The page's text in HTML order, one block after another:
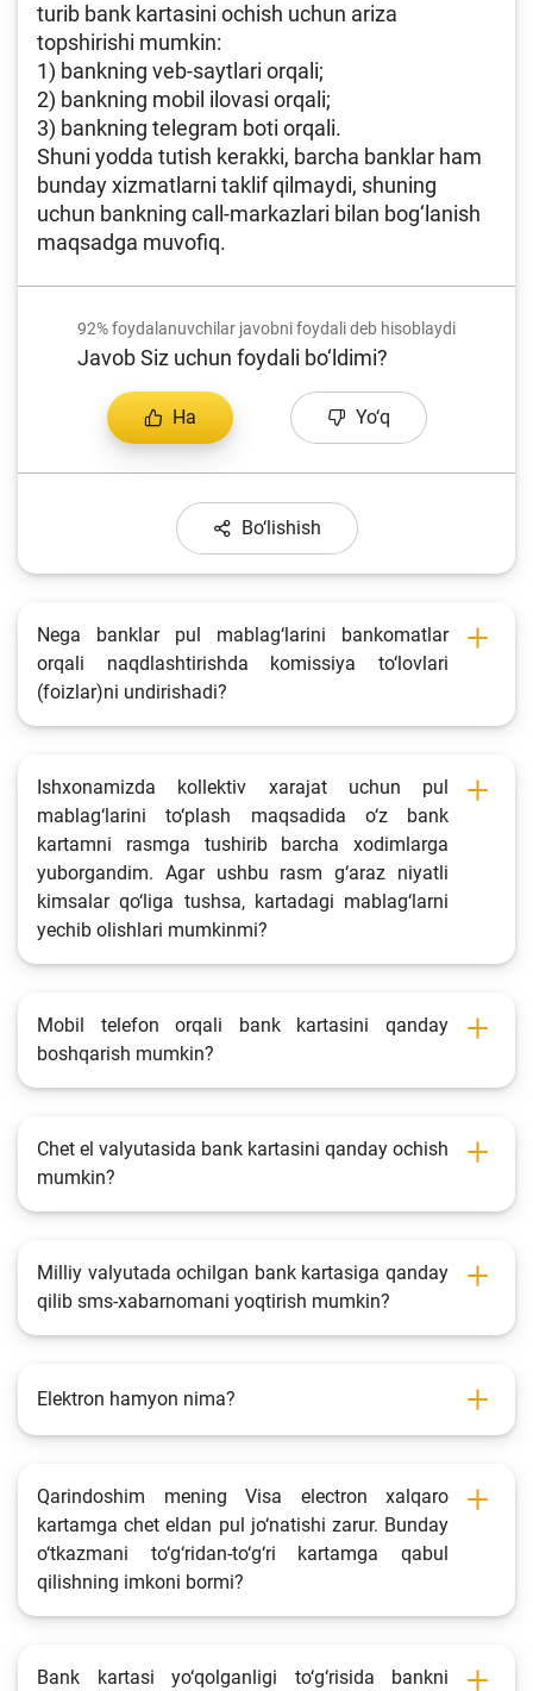
turib bank kartasini ochish uchun ariza
topshirishi mumkin:
1) bankning veb-saytlari orqali;
2) bankning mobil ilovasi orqali;
3) bankning telegram boti orqali.
Shuni yodda tutish kerakki, barcha banklar ham
bunday xizmatlarni taklif qilmaydi, shuning
uchun bankning call-markazlari bilan bog‘lanish
maqsadga muvofiq.
92%foydalanuvchilar javobni foydali deb hisoblaydi
Javob Siz uchun foydali bo‘ldimi?
Ha Yo‘q
Bo‘lishish
Nega banklar pul mablag‘larini bankomatlar
orqali naqdlashtirishda komissiya to‘lovlari
(foizlar)ni undirishadi?
Ishxonamizda kollektiv xarajat uchun pul
mablag‘larini to‘plash maqsadida o‘z bank
kartamni rasmga tushirib barcha xodimlarga
yuborgandim. Agar ushbu rasm g‘araz niyatli
kimsalar qo‘liga tushsa, kartadagi mablag‘larni
yechib olishlari mumkinmi?
Mobil telefon orqali bank kartasini qanday
boshqarish mumkin?
Chet el valyutasida bank kartasini qanday ochish
mumkin?
Milliy valyutada ochilgan bank kartasiga qanday
qilib sms-xabarnomani yoqtirish mumkin?
Elektron hamyon nima?
Qarindoshim mening Visa electron xalqaro
kartamga chet eldan pul jo‘natishi zarur. Bunday
o‘tkazmani to‘g‘ridan-to‘g‘ri kartamga qabul
qilishning imkoni bormi?
Bank kartasi yo‘qolganligi to‘g‘risida bankni